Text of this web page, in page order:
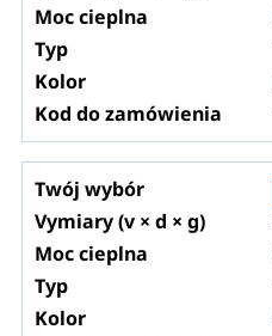
Moc cieplna
Typ
Kolor
Kod do zamówienia
Twój wybór
Vymiary (v × d × g)
Moc cieplna
Typ
Kolor